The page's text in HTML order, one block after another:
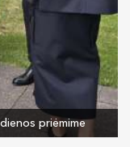
priėmime